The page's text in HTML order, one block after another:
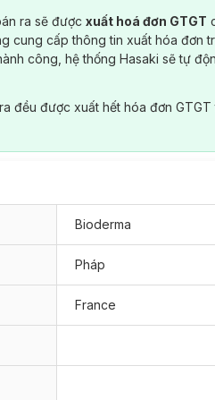
ra sẽ được xuất hoá đơn GTGT
cung cấp thông tin xuất hóa đơn
công, hệ thống Hasaki sẽ tự
đều được xuất hết hóa đơn
Bioderma
Pháp
France